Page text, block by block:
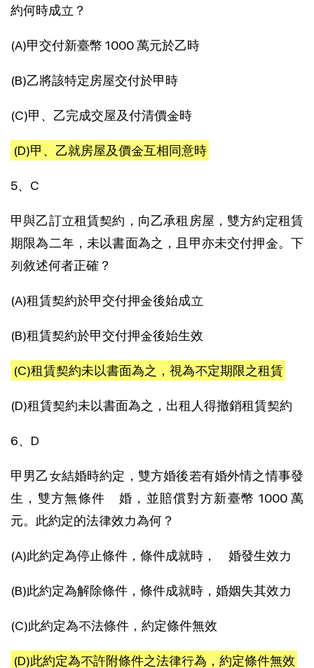
約何時成立？
(A)甲交付新臺幣 1000 萬元於乙時
(B)乙將該特定房屋交付於甲時
(C)甲、乙完成交屋及付清價金時
(D)甲、乙就房屋及價金互相同意時
5、C
甲與乙訂立租賃契約，向乙承租房屋，雙方約定租賃
期限為二年，未以書面為之，且甲亦未交付押金。下
列敘述何者正確？
(A)租賃契約於甲交付押金後始成立
(B)租賃契約於甲交付押金後始生效
(C)租賃契約未以書面為之，視為不定期限之租賃
(D)租賃契約未以書面為之，出租人得撤銷租賃契約
6、D
甲男乙女結婚時約定，雙方婚後若有婚外情之情事發
生，雙方無條件離婚，並賠償對方新臺幣 1000 萬
元。此約定的法律效力為何？
(A)此約定為停止條件，條件成就時，離婚發生效力
(B)此約定為解除條件，條件成就時，婚姻失其效力
(C)此約定為不法條件，約定條件無效
(D)此約定為不許附條件之法律行為，約定條件無效